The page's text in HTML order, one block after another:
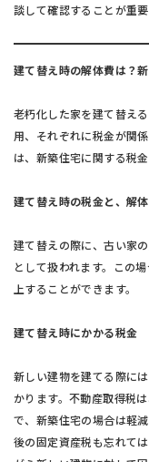
談して確認することが重要
建て替え時の解体費は？
老朽化した家を建て替え
用、それぞれに税金が関
は、新築住宅に関する税
建て替え時の税金と、解
建て替えの際に、古い家
として扱われます。この
上することができます。
建て替え時にかかる税金
新しい建物を建てる際に
かります。不動産取得税
で、新築住宅の場合は軽
後の固定資産税も忘れて